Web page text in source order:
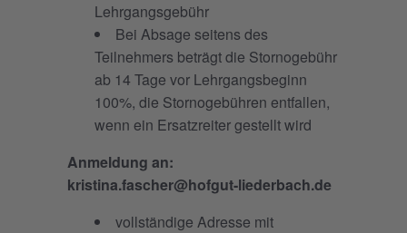
Lehrgangsgebühr
Bei Absage seitens des
Teilnehmers beträgt die Stornogebühr
ab 14 Tage vor Lehrgangsbeginn
100%, die Stornogebühren entfallen,
wenn ein Ersatzreiter gestellt wird
Anmeldung an:
kristina.fascher@hofgut-liederbach.de
vollständige Adresse mit